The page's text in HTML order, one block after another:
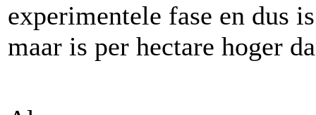
experimentele fase en dus
maar is per hectare hoger